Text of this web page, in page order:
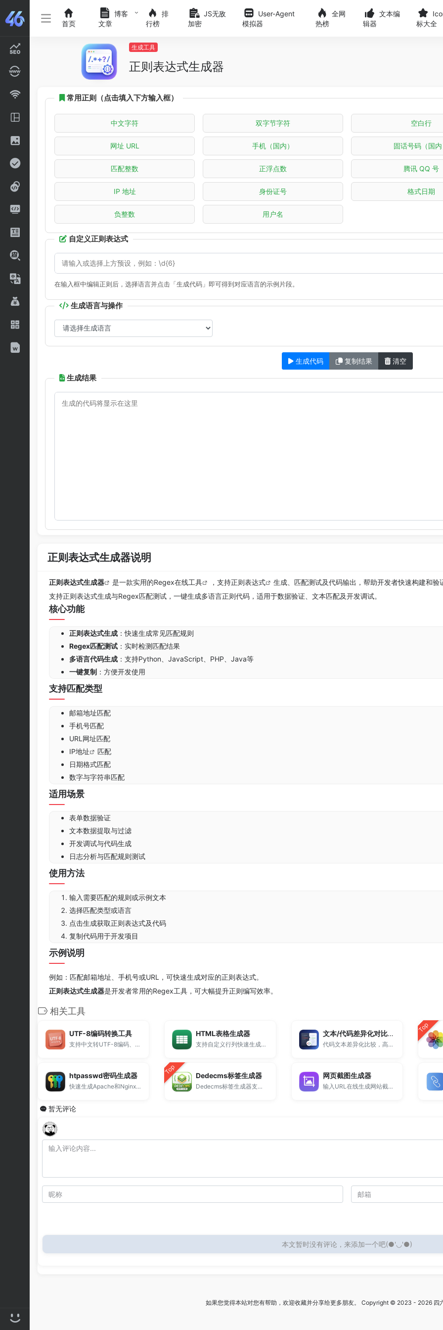
首页
博客
文章
排
行榜
JS无敌
加密
User-Agent
模拟器
全网
热榜
文本编
辑器
标大全
生成工具
正则表达式生成器
常用正则（点击填入下方输入框）
中文字符 双字节字符 空白行
网址 URL 手机（国内） 固话号码（国内
匹配整数 正浮点数 腾讯 QQ 号
IP 地址 身份证号 格式日期
负整数 用户名
自定义正则表达式
在输入框中编辑正则后，选择语言并点击「生成代码」即可得到对应语言的示例片段。
生成语言与操作
生成代码 复制结果 清空
生成结果
正则表达式生成器说明
正则表达式生成器 是一款实用的Regex在线工具 ，支持正则表达式
生成、匹配测试及代码输出，帮助开发者快速构建和验
支持正则表达式生成与Regex匹配测试，一键生成多语言正则代码，适用于数据验证、文本匹配及开发调试。
核心功能
正则表达式生成 ：快速生成常见匹配规则
Regex匹配测试 ：实时检测匹配结果
多语言代码生成 ：支持Python、JavaScript、PHP、Java等
一键复制 ：方便开发使用
支持匹配类型
邮箱地址匹配
手机号匹配
URL网址匹配
IP地址
匹配
日期格式匹配
数字与字符串匹配
适用场景
表单数据验证
文本数据提取与过滤
开发调试与代码生成
日志分析与匹配规则测试
使用方法
输入需要匹配的规则或示例文本
选择匹配类型或语言
点击生成获取正则表达式及代码
复制代码用于开发项目
示例说明
例如：匹配邮箱地址、手机号或URL，可快速生成对应的正则表达式。
正则表达式生成器是开发者常用的Regex工具，可大幅提升正则编写效率。
相关工具
UTF-8编码转换工具
支持中文转UTF-8编码、UTF-8解码转中文、Unicode与UTF-8互转。
HTML表格生成器
支持自定义行列快速生成Table表格代码，在线一键生成HTML表格。
文本/代码差异化对比工具
代码文本差异化比较，高亮显示差异部分。
Top
htpasswd密码生成器
快速生成Apache和Nginx所需的账号密码认证信息。
Top Dedecms标签生成器
Dedecms标签生成器支持生成常用Dede调用标签，包括arclist、channel等标签代码，提供标签大全与参数配置，适用于织梦CMS模板开发与标签调用学习。
网页截图生成器
输入URL在线生成网站截图、网页截图和预览图。
暂无评论
本文暂时没有评论，来添加一个吧(●'◡'●)
如果您觉得本站对您有帮助，欢迎收藏并分享给更多朋友。 Copyright © 2023 - 2026 四